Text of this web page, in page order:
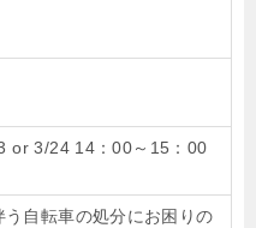
or 3/24 14：00～15：00
う自転車の処分にお困りの